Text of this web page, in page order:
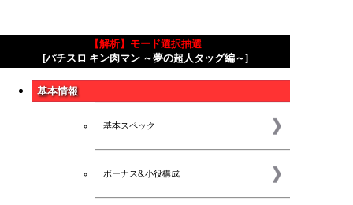
【解析】モード選択抽選
[パチスロ キン肉マン ～夢の超人タッグ編～]
基本情報
基本スペック
ボーナス&小役構成